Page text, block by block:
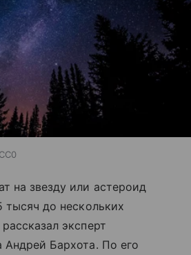
на звезду или астероид
тысяч до нескольких
эксперт
Андрей Бархота. По его